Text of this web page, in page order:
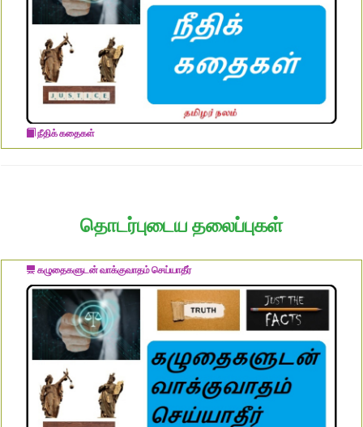
நீதிக் கதைகள்
தொடர்புடைய தலைப்புகள்
கழுதைகளுடன் வாக்குவாதம் செய்யாதீர்